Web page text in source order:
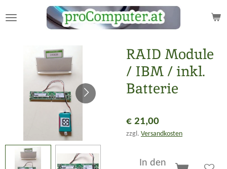
Hauptinhalt
RAID Module
/ IBM / inkl.
Batterie
€ 21,00
zzgl. Versandkosten
In den